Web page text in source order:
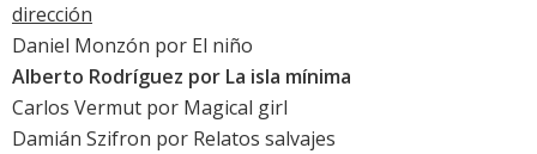
dirección
Daniel Monzón por El niño
Alberto Rodríguez por La isla mínima
Carlos Vermut por Magical girl
Damián Szifron por Relatos salvajes